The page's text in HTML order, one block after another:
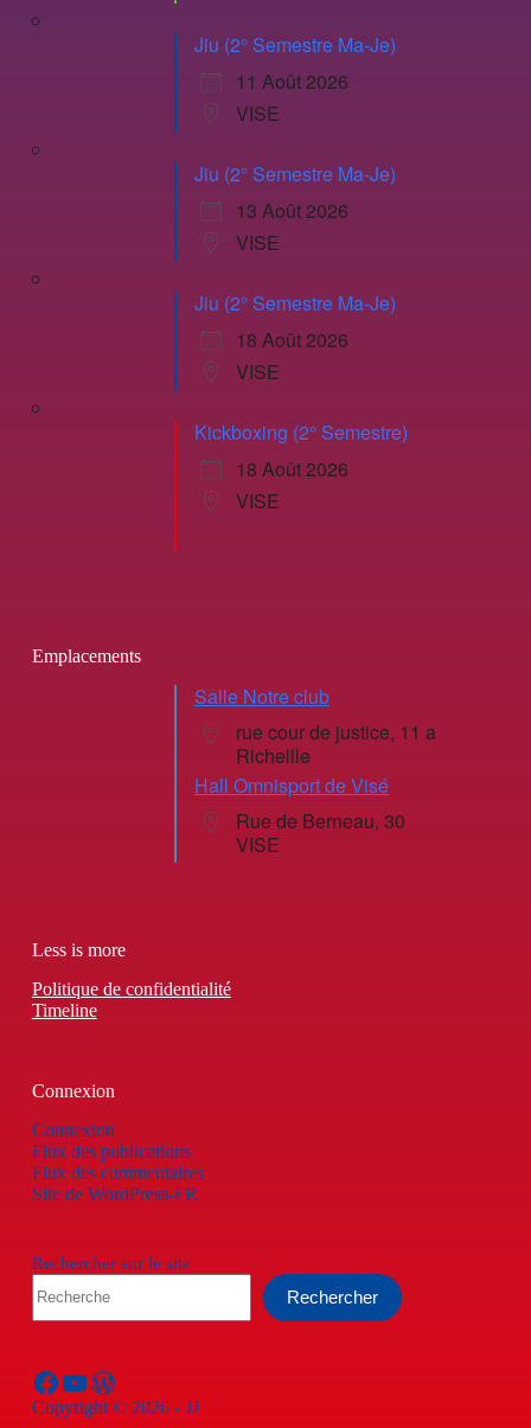
Jiu (2° Semestre Ma-Je)
11 Août 2026
VISE
Jiu (2° Semestre Ma-Je)
13 Août 2026
VISE
Jiu (2° Semestre Ma-Je)
18 Août 2026
VISE
Kickboxing (2° Semestre)
18 Août 2026
VISE
Emplacements
Salle Notre club
rue cour de justice, 11 a
Richellle
Hall Omnisport de Visé
Rue de Berneau, 30
VISE
Less is more
Politique de confidentialité
Timeline
Connexion
Connexion
Flux des publications
Flux des commentaires
Site de WordPress-FR
Rechercher sur le site
Rechercher
Facebook
YouTube
WordPress
Copyright © 2026 - JJ